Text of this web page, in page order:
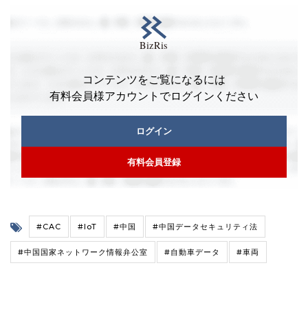
コンテンツをご覧になるには
有料会員様アカウントでログインください
ログイン
有料会員登録
#CAC #IoT #中国 #中国データセキュリティ法
#中国国家ネットワーク情報弁公室 #自動車データ #車両